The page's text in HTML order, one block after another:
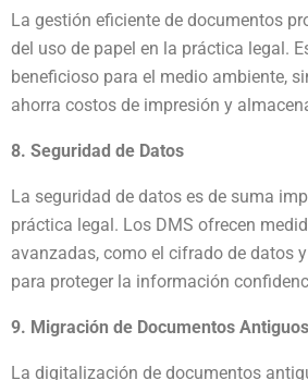
La gestión eficiente de documentos
del uso de papel en la práctica legal.
beneficioso para el medio ambiente,
ahorra costos de impresión y
8. Seguridad de Datos
La seguridad de datos es de suma
práctica legal. Los DMS ofrecen
avanzadas, como el cifrado de datos
para proteger la información
9. Migración de Documentos Antiguos
La digitalización de documentos